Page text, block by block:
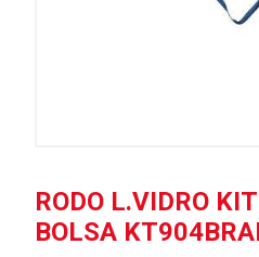
RODO L.VIDRO
BOLSA